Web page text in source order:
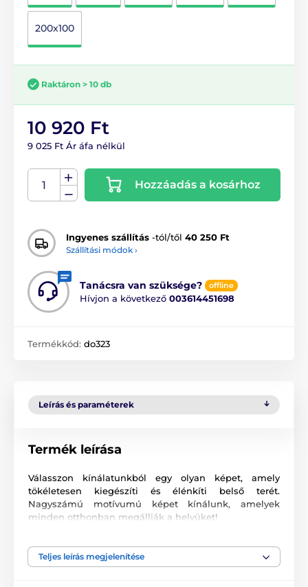
200x100
Raktáron > 10 db
10 920 Ft
9 025 Ft Ár áfa nélkül
Hozzáadás a kosárhoz
Ingyenes szállítás -tól/től 40 250 Ft
Szállítási módok ›
Tanácsra van szüksége? offline
Hívjon a következő 003614451698
Termékkód: do323
Leírás és paraméterek
Termék leírása
Válasszon kínálatunkból egy olyan képet, amely
tökéletesen kiegészíti és élénkíti belső terét.
Nagyszámú motívumú képet kínálunk, amelyek
minden otthonban megállják a helyüket!
Számunkra fontos a minőség, ezért képeinkhez nem
Teljes leírás megjelenítése